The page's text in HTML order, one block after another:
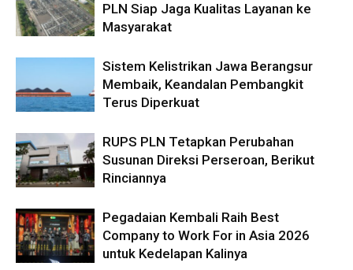
PLN Siap Jaga Kualitas Layanan ke
Masyarakat
Sistem Kelistrikan Jawa Berangsur
Membaik, Keandalan Pembangkit
Terus Diperkuat
RUPS PLN Tetapkan Perubahan
Susunan Direksi Perseroan, Berikut
Rinciannya
Pegadaian Kembali Raih Best
Company to Work For in Asia 2026
untuk Kedelapan Kalinya